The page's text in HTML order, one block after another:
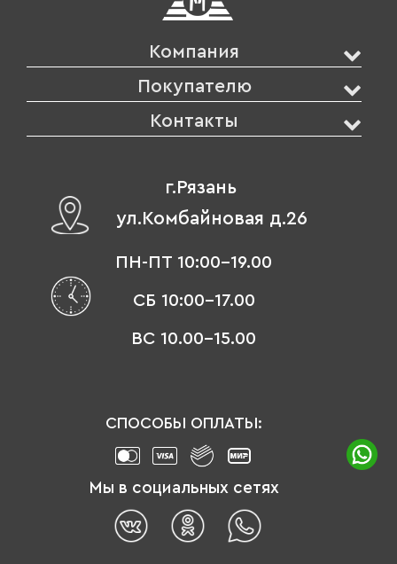
Компания
Покупателю
Контакты
г.Рязань
ул.Комбайновая д.26
ПН-ПТ 10:00-19.00
СБ 10:00-17.00
ВС 10.00-15.00
СПОСОБЫ ОПЛАТЫ:
Мы в социальных сетях